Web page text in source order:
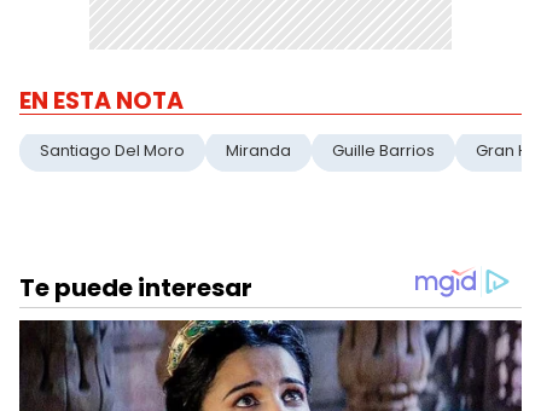
EN ESTA NOTA
Santiago Del Moro Miranda Guille Barrios Gran